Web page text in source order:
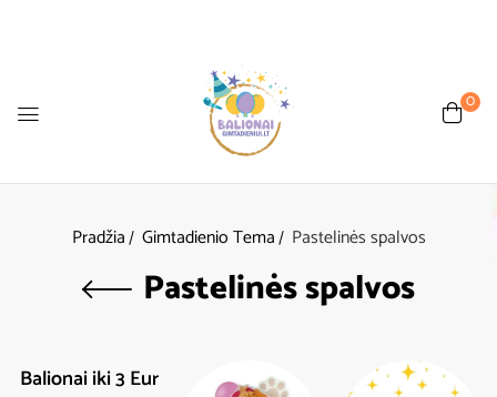
0
Pradžia Gimtadienio Tema Pastelinės spalvos
Pastelinės spalvos
Balionai iki 3 Eur